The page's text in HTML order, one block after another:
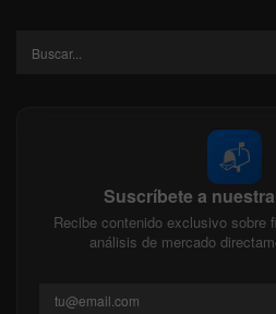
📬
Suscríbete a
Recibe contenido exclusivo sobre
análisis de mercado